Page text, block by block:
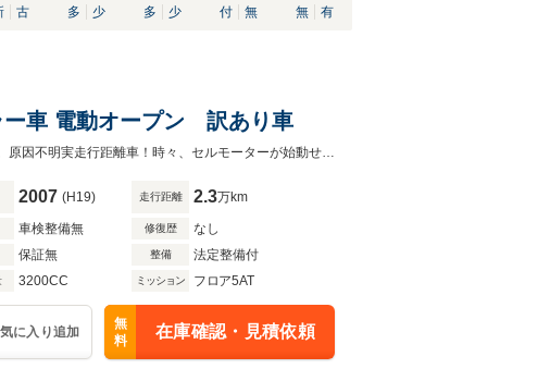
古
多
少
多
少
付
無
無
有
ー車 電動オープン 訳あり車
時々、セルモーターが始動せずエンジン始動が困難な事象が発生する。原因不明実走行距離車！時々、セルモーターが始動せずエンジン始動が困難な事象が発生する。原因不明
2007 (H19) 走行距離 2.3万km
車検整備無 修復歴 なし
保証無 整備 法定整備付
3200CC ミッション フロア5AT
に入り追加
無
料
在庫確認・見積依頼